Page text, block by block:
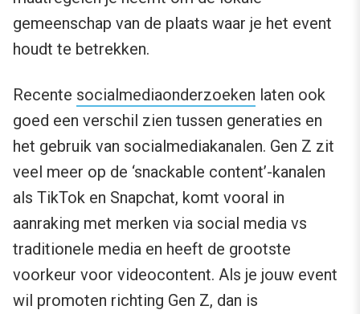
gemeenschap van de plaats waar je het event
houdt te betrekken.
Recente socialmediaonderzoeken laten ook
goed een verschil zien tussen generaties en
het gebruik van socialmediakanalen. Gen Z zit
veel meer op de ‘snackable content’-kanalen
als TikTok en Snapchat, komt vooral in
aanraking met merken via social media vs
traditionele media en heeft de grootste
voorkeur voor videocontent. Als je jouw event
wil promoten richting Gen Z, dan is